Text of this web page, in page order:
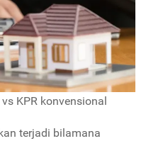
KPR konvensional
terjadi bilamana